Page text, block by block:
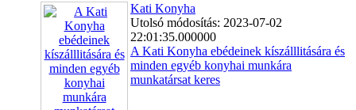
Kati Konyha
Utolsó módosítás: 2023-07-02
22:01:35.000000
A Kati Konyha ebédeinek kíszálllitására és
minden egyéb konyhai munkára
munkatársat keres